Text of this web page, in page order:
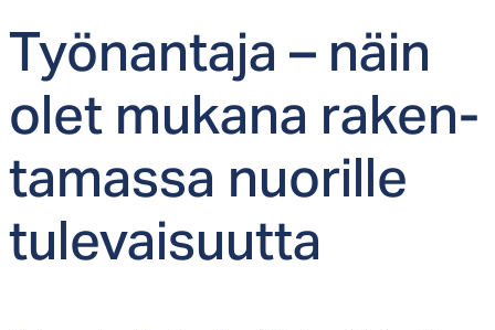
Työ­nan­ta­ja – näin
olet mu­ka­na ra­ken­
ta­mas­sa nuo­ril­le
tu­le­vai­suut­ta